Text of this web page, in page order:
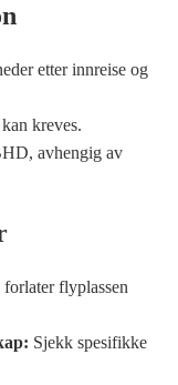
etter innreise og
kreves.
avhengig av
flyplassen
Sjekk spesifikke